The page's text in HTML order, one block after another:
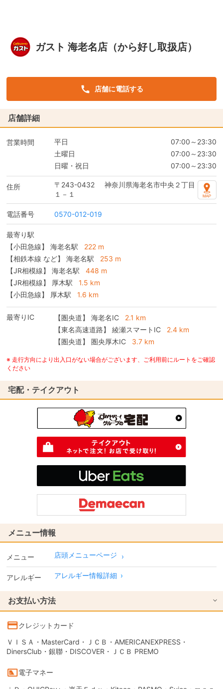
ガスト 海老名店（から好し取扱店）
店舗に電話する
店舗詳細
営業時間 平日
07:00～23:30
土曜日
07:00～23:30
日曜・祝日
07:00～23:30
住所 〒243-0432
神奈川県海老名市中央２丁目
１－１
電話番号 0570-012-019
最寄り駅
【小田急線】 海老名駅
222 m
【相鉄本線 など】 海老名駅
253 m
【JR相模線】 海老名駅
448 m
【JR相模線】 厚木駅
1.5 km
【小田急線】 厚木駅
1.6 km
最寄りIC 【圏央道】 海老名IC
2.1 km
【東名高速道路】
綾瀬スマートIC
2.4 km
【圏央道】
圏央厚木IC 3.7 km
※ 走行方向により出入口がない場合がございます、ご利用前にルートをご確認
ください
宅配・テイクアウト
メニュー情報
メニュー 店頭メニューページ
アレルギー アレルギー情報詳細 ›
お支払い方法
クレジットカード
ＶＩＳＡ・MasterCard・ＪＣＢ・AMERICANEXPRESS・
DinersClub・銀聯・DISCOVER・ＪＣＢ PREMO
電子マネー